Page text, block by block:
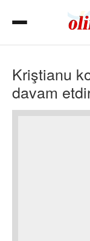
Kriştianu
davam